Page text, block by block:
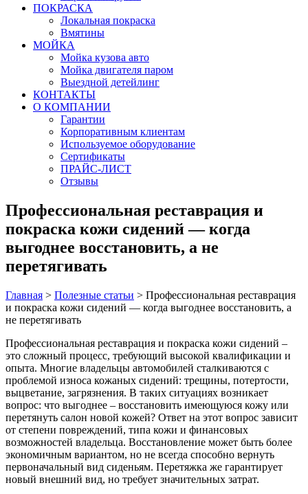
ПОКРАСКА
Локальная покраска
Вмятины
МОЙКА
Мойка кузова авто
Мойка двигателя паром
Выездной детейлинг
КОНТАКТЫ
О КОМПАНИИ
Гарантии
Корпоративным клиентам
Используемое оборудование
Сертификаты
ПРАЙС-ЛИСТ
Отзывы
Профессиональная реставрация и
покраска кожи сидений — когда
выгоднее восстановить, а не
перетягивать
Главная > Полезные статьи > Профессиональная реставрация
и покраска кожи сидений — когда выгоднее восстановить, а
не перетягивать
Профессиональная реставрация и покраска кожи сидений –
это сложный процесс, требующий высокой квалификации и
опыта. Многие владельцы автомобилей сталкиваются с
проблемой износа кожаных сидений: трещины, потертости,
выцветание, загрязнения. В таких ситуациях возникает
вопрос: что выгоднее – восстановить имеющуюся кожу или
перетянуть салон новой кожей? Ответ на этот вопрос зависит
от степени повреждений, типа кожи и финансовых
возможностей владельца. Восстановление может быть более
экономичным вариантом, но не всегда способно вернуть
первоначальный вид сиденьям. Перетяжка же гарантирует
новый внешний вид, но требует значительных затрат.